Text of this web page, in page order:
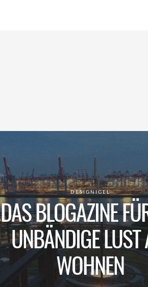
DESIGNIGEL
DAS BLOGAZINE
UNBÄNDIGE
WOHNEN